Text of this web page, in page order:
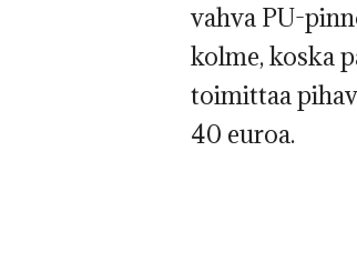
vahva PU-
kolme, koska
toimittaa
40 euroa.